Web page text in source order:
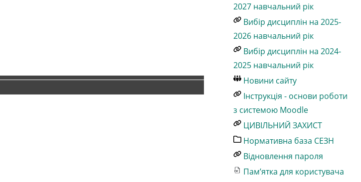
2027 навчальний рік
Вибір дисциплін на 2025-
2026 навчальний рік
Вибір дисциплін на 2024-
2025 навчальний рік
Новини сайту
Інструкція - основи роботи
з системою Moodle
ЦИВІЛЬНИЙ ЗАХИСТ
Нормативна база СЕЗН
Відновлення пароля
Пам’ятка для користувача